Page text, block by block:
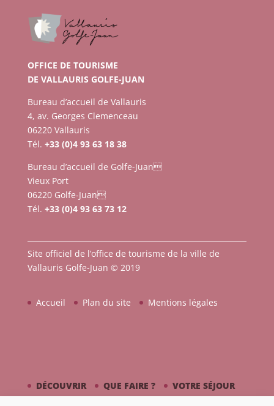
OFFICE DE TOURISME
DE VALLAURIS GOLFE-JUAN
Bureau d’accueil de Vallauris
4, av. Georges Clemenceau
06220 Vallauris
Tél. +33 (0)4 93 63 18 38
Bureau d’accueil de Golfe-Juan
Vieux Port
06220 Golfe-Juan
Tél. +33 (0)4 93 63 73 12
Site officiel de l’office de tourisme de la ville de
Vallauris Golfe-Juan © 2019
Accueil Plan du site Mentions légales
DÉCOUVRIR QUE FAIRE ?
VOTRE SÉJOUR